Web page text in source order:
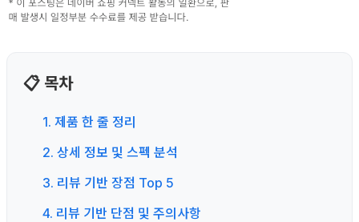
📋 목차
1. 제품 한 줄 정리
2. 상세 정보 및 스펙 분석
3. 리뷰 기반 장점 Top 5
4. 리뷰 기반 단점 및 주의사항